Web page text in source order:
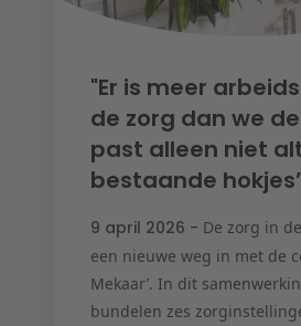
"Er is meer
de zorg dan we
past alleen niet
bestaande
9 april 2026 - De zorg in
een nieuwe weg in met de
Mekaar’. In dit
bundelen zes